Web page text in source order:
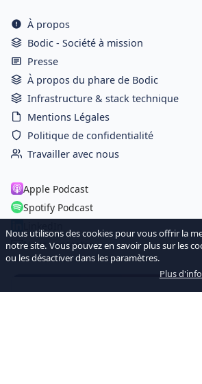
À propos
Bodic - Société à mission
Presse
À propos du phare de Bodic
Infrastructure & stack technique
Mentions Légales
Politique de confidentialité
Travailler avec nous
Apple Podcast
Spotify Podcast
Nous contacter
Nous utilisons des cookies pour vous offrir la
notre site. Vous pouvez en savoir plus sur les
ou les désactiver dans les paramètres.
Plus